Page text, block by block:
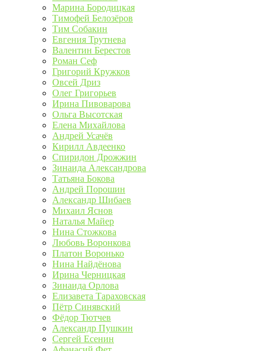
Марина Бородицкая
Тимофей Белозёров
Тим Собакин
Евгения Трутнева
Валентин Берестов
Роман Сеф
Григорий Кружков
Овсей Дриз
Олег Григорьев
Ирина Пивоварова
Ольга Высотская
Елена Михайлова
Андрей Усачёв
Кирилл Авдеенко
Спиридон Дрожжин
Зинаида Александрова
Татьяна Бокова
Андрей Порошин
Александр Шибаев
Михаил Яснов
Наталья Майер
Нина Стожкова
Любовь Воронкова
Платон Воронько
Нина Найдёнова
Ирина Черницкая
Зинаида Орлова
Елизавета Тараховская
Пётр Синявский
Фёдор Тютчев
Александр Пушкин
Сергей Есенин